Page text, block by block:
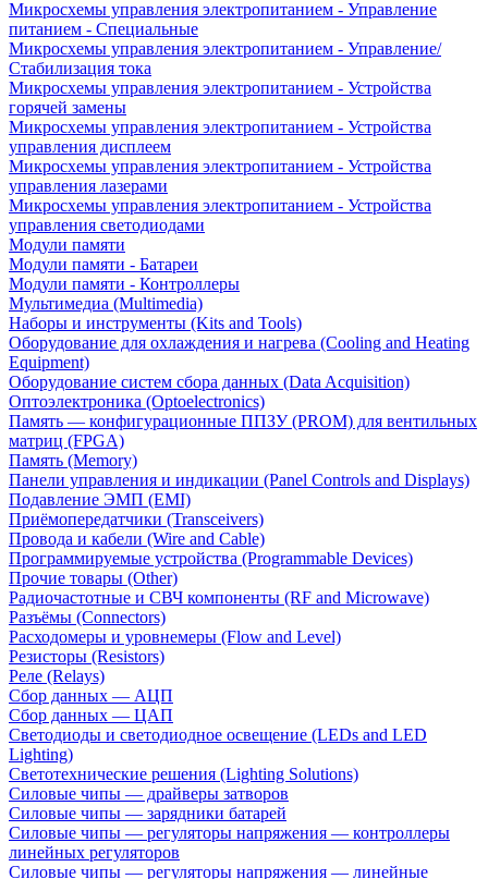
Микросхемы управления электропитанием - Управление
питанием - Специальные
Микросхемы управления электропитанием - Управление/
Стабилизация тока
Микросхемы управления электропитанием - Устройства
горячей замены
Микросхемы управления электропитанием - Устройства
управления дисплеем
Микросхемы управления электропитанием - Устройства
управления лазерами
Микросхемы управления электропитанием - Устройства
управления светодиодами
Модули памяти
Модули памяти - Батареи
Модули памяти - Контроллеры
Мультимедиа (Multimedia)
Наборы и инструменты (Kits and Tools)
Оборудование для охлаждения и нагрева (Cooling and Heating
Equipment)
Оборудование систем сбора данных (Data Acquisition)
Оптоэлектроника (Optoelectronics)
Память — конфигурационные ППЗУ (PROM) для вентильных
матриц (FPGA)
Память (Memory)
Панели управления и индикации (Panel Controls and Displays)
Подавление ЭМП (EMI)
Приёмопередатчики (Transceivers)
Провода и кабели (Wire and Cable)
Программируемые устройства (Programmable Devices)
Прочие товары (Other)
Радиочастотные и СВЧ компоненты (RF and Microwave)
Разъёмы (Connectors)
Расходомеры и уровнемеры (Flow and Level)
Резисторы (Resistors)
Реле (Relays)
Сбор данных — АЦП
Сбор данных — ЦАП
Светодиоды и светодиодное освещение (LEDs and LED
Lighting)
Светотехнические решения (Lighting Solutions)
Силовые чипы — драйверы затворов
Силовые чипы — зарядники батарей
Силовые чипы — регуляторы напряжения — контроллеры
линейных регуляторов
Силовые чипы — регуляторы напряжения — линейные